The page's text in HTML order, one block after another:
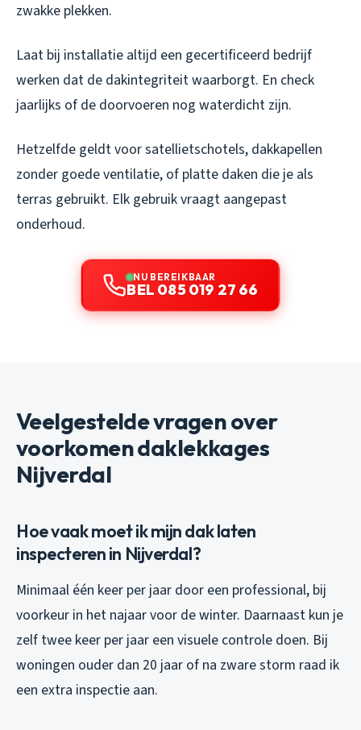
zwakke plekken.
Laat bij installatie altijd een gecertificeerd bedrijf
werken dat de dakintegriteit waarborgt. En check
jaarlijks of de doorvoeren nog waterdicht zijn.
Hetzelfde geldt voor satellietschotels, dakkapellen
zonder goede ventilatie, of platte daken die je als
terras gebruikt. Elk gebruik vraagt aangepast
onderhoud.
NU BEREIKBAAR
BEL 085 019 27 66
Veelgestelde vragen over
voorkomen daklekkages
Nijverdal
Hoe vaak moet ik mijn dak laten
inspecteren in Nijverdal?
Minimaal één keer per jaar door een professional, bij
voorkeur in het najaar voor de winter. Daarnaast kun je
zelf twee keer per jaar een visuele controle doen. Bij
woningen ouder dan 20 jaar of na zware storm raad ik
een extra inspectie aan.